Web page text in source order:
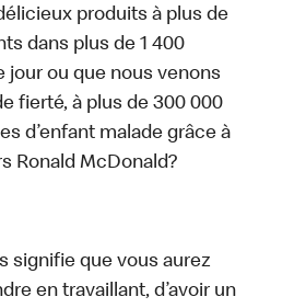
produits à plus de
dans plus de 1 400
jour ou que nous venons
fierté, à plus de 300 000
d’enfant malade grâce à
Ronald McDonald?
signifie que vous aurez
en travaillant, d’avoir un